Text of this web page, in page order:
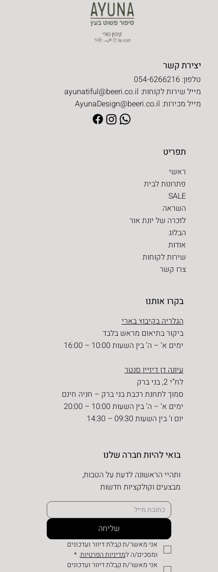
בקרו אותנו
הגלריה בקיבוץ בארי
ביקור בתיאום מראש בלבד
ימים א’ – ה’ בין השעות 10:00 – 16:00
עיונה דן דיזיין סנטר
לח”י 2, בני ברק
סמוך לתחנת רכבת בני ברק – חניה חינם
ימים א’ – ה’ בין השעות 10:00 – 20:00
יום ו’ בין השעות 09:30 – 14:30
תפריט
ראשי
פתרונות לבית
SALE
השראה
לזכרה של יונת אור
הבלוג
אודות
שירות לקוחות
צרו קשר
בואי להיות חברה שלנו
ותהיי הראשונה לדעת על הטבות,
מבצעים וקולקציות חדשות
שליחה
ומסכים/ה למדיניות הפרטיות.
*
יצירת קשר
טלפון: 054-6266216
מייל שירות לקוחות: ayunatiful@beeri.co.il
מייל מכירות: AyunaDesign@beeri.co.il